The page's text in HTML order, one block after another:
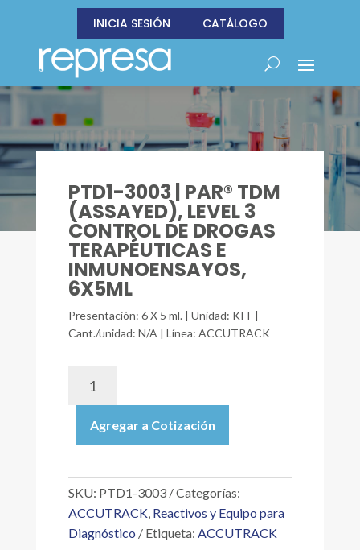
INICIA SESIÓN CATÁLOGO
PTD1-3003 | PAR® TDM
(ASSAYED), LEVEL 3
CONTROL DE DROGAS
TERAPÉUTICAS E
INMUNOENSAYOS,
6X5ML
Presentación: 6 X 5 ml. | Unidad: KIT |
Cant./unidad: N/A | Línea: ACCUTRACK
3003
PAR®
TDM
LEVEL
CONTROL
DE
Agregar a Cotización
SKU: PTD1-3003
Categorías:
ACCUTRACK, Reactivos y Equipo para
Diagnóstico
Etiqueta: ACCUTRACK